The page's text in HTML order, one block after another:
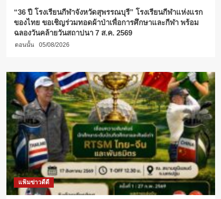
“36 ปี โรงเรียนกีฬาจังหวัดสุพรรณบุรี” โรงเรียนกีฬาแห่งแรก
ของไทย ขอเชิญร่วมทอดผ้าป่าเพื่อการศึกษาและกีฬา พร้อม
ฉลองวันคล้ายวันสถาปนา 7 ส.ค. 2569
ตอนนั้น 05/08/2026
แฟ้มข่าวดีดี